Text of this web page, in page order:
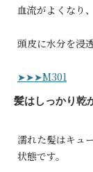
血流がよくなり
頭皮に水分を浸
➤➤➤M301
髪はしっかり乾
濡れた髪はキュ
状態です。